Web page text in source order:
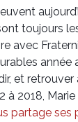
toujours
avec
année
et retrouver
à 2018,
partage ses